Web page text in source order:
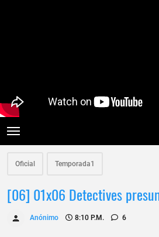
Oficial Temporada1
[06] 01x06 Detectives
Anónimo 8:10 P.m. 6